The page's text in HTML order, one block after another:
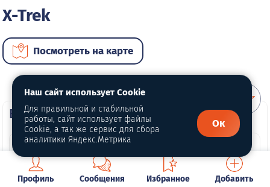
X-Trek
Посмотреть на карте
ВИП автомобили
Профиль Сообщения Избранное Добавить
Наш сайт использует Cookie
Для правильной и стабильной
работы, сайт использует файлы
Cookie, а так же сервис для сбора
аналитики Яндекс.Метрика
Ок